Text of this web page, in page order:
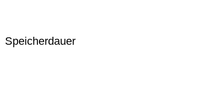
Speicherdauer